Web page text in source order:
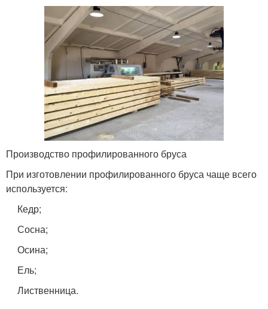
Производство профилированного бруса
При изготовлении профилированного бруса чаще всего
используется:
Кедр;
Сосна;
Осина;
Ель;
Лиственница.